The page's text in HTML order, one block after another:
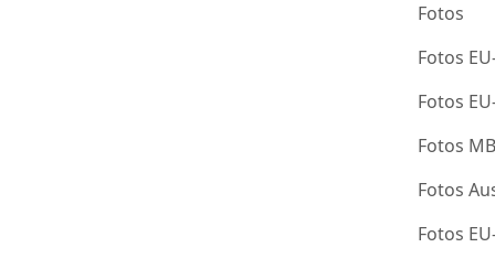
Fotos
Fotos
Fotos
Fotos
Fotos
Fotos